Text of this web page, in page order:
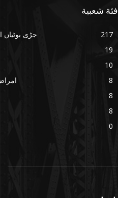
فئة شعبية
جڑی
217
19
10
8
8
8
0